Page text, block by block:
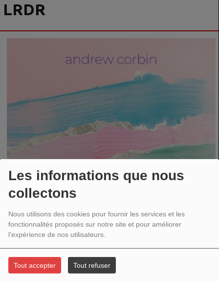
Les informations que nous
collectons
Nous utilisons des cookies pour fournir les services et les
fonctionnalités proposés sur notre site et pour améliorer
l'expérience de nos utilisateurs.
Tout accepter Tout refuser
LRDR
Ce morceau fusionne des rythmes entraînants, des lignes de basse